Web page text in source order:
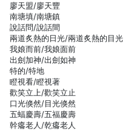
廖天盟/廖天豐
南塘填/南塘鎮
說話問/說話間
兩道炙熱的日光/兩道炙熱的目光
我娘而前/我娘面前
出劍加神/出劍如神
特的/特地
瞪視看/瞪視著
歡笑立上/歡笑立止
口光倏然/目光倏然
五蝠慶壽/五福慶壽
幹癟老人/乾癟老人